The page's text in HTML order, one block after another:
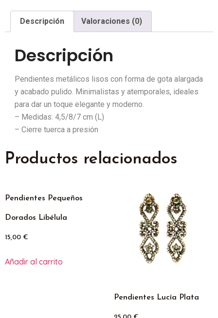
Descripción Valoraciones (0)
Descripción
Pendientes metálicos lisos con forma de gota alargada
y acabado pulido. Minimalistas y atemporales, ideales
para dar un toque elegante y moderno.
– Medidas: 4,5/8/7 cm (L)
– Cierre tuerca a presión
Productos relacionados
Pendientes Pequeños
Dorados Libélula
15,00 €
Añadir al carrito
Pendientes Lucía Plata